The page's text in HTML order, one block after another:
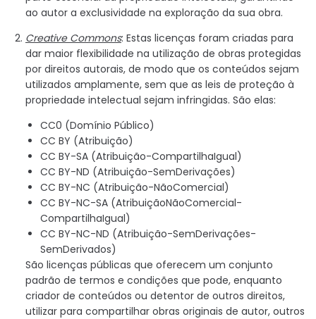
ao autor a exclusividade na exploração da sua obra.
Creative Commons: Estas licenças foram criadas para
dar maior flexibilidade na utilização de obras protegidas
por direitos autorais, de modo que os conteúdos sejam
utilizados amplamente, sem que as leis de proteção à
propriedade intelectual sejam infringidas. São elas:
CC0 (Domínio Público)
CC BY (Atribuição)
CC BY-SA (Atribuição-CompartilhaIgual)
CC BY-ND (Atribuição-SemDerivações)
CC BY-NC (Atribuição-NãoComercial)
CC BY-NC-SA (AtribuiçãoNãoComercial-
CompartilhaIgual)
CC BY-NC-ND (Atribuição-SemDerivações-
SemDerivados)
São licenças públicas que oferecem um conjunto
padrão de termos e condições que pode, enquanto
criador de conteúdos ou detentor de outros direitos,
utilizar para compartilhar obras originais de autor, outros